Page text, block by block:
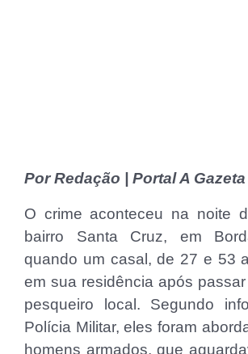
Por Redação | Portal A Gazeta
O crime aconteceu na noite
bairro Santa Cruz, em
quando um casal, de 27 e 53
em sua residência após
pesqueiro local. Segundo
Polícia Militar, eles foram
homens armados, que